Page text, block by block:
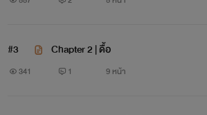
#3 Chapter 2 | ดื้อ
341 1 9 หน้า